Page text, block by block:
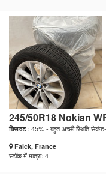
245/50R18 Nokian
घिसावट: 45% - बहुत अच्छी स्थिति
Falck, France
स्टॉक में मात्रा: 4